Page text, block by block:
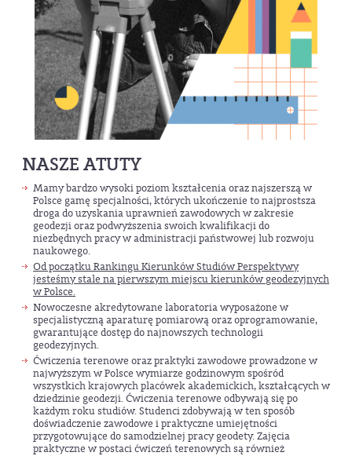
NASZE ATUTY
Mamy bardzo wysoki poziom kształcenia oraz najszerszą w
Polsce gamę specjalności, których ukończenie to najprostsza
droga do uzyskania uprawnień zawodowych w zakresie
geodezji oraz podwyższenia swoich kwalifikacji do
niezbędnych pracy w administracji państwowej lub rozwoju
naukowego.
Od początku Rankingu Kierunków Studiów Perspektywy
jesteśmy stale na pierwszym miejscu kierunków geodezyjnych
w Polsce.
Nowoczesne akredytowane laboratoria wyposażone w
specjalistyczną aparaturę pomiarową oraz oprogramowanie,
gwarantujące dostęp do najnowszych technologii
geodezyjnych.
Ćwiczenia terenowe oraz praktyki zawodowe prowadzone w
najwyższym w Polsce wymiarze godzinowym spośród
wszystkich krajowych placówek akademickich, kształcących w
dziedzinie geodezji. Ćwiczenia terenowe odbywają się po
każdym roku studiów. Studenci zdobywają w ten sposób
doświadczenie zawodowe i praktyczne umiejętności
przygotowujące do samodzielnej pracy geodety. Zajęcia
praktyczne w postaci ćwiczeń terenowych są również